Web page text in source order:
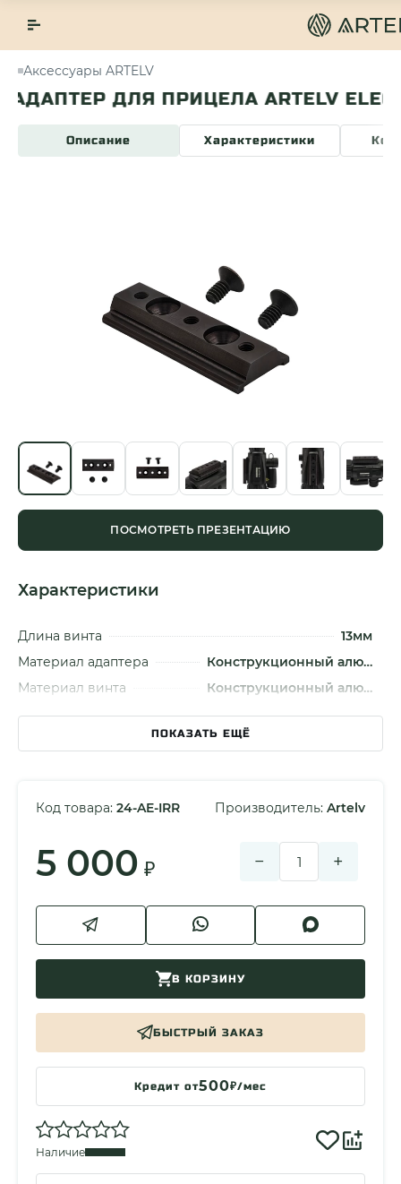
Аксессуары ARTELV
АДАПТЕР ДЛЯ ПРИЦЕЛА ARTELV
Описание Характеристики
ПОСМОТРЕТЬ ПРЕЗЕНТАЦИЮ
Характеристики
Длина винта
13мм
Материал адаптера
Конструкционный алю…
Материал винта
Конструкционный алю…
Резьба винта
1/4-20
Габариты
70x26x10
Масса
ПОКАЗАТЬ ЕЩЁ
Код товара: 24-AE-IRR Производитель: Artelv
5 000 ₽ − +
В КОРЗИНУ
БЫСТРЫЙ ЗАКАЗ
Кредит от500₽/мес
Наличие